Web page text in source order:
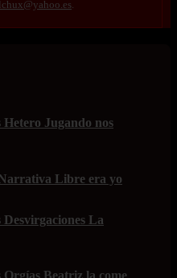
Hetero Jugando nos
Libre era yo
Desvirgaciones La
Orgías Beatriz la come